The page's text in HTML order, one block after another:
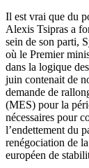
Il est vrai que du
Alexis Tsipras a
sein de son parti,
où le Premier
dans la logique
juin contenait de
demande de
(MES) pour la
nécessaires pour
l’endettement du
renégociation de
européen de